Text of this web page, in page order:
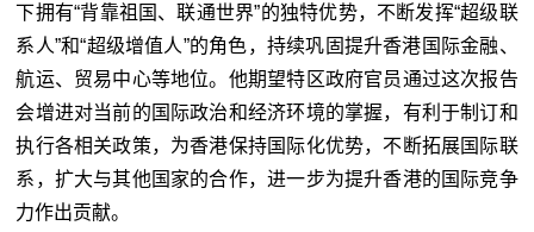
下拥有“背靠祖国、联通世界”的独特优势，不断发挥“超级联
系人”和“超级增值人”的角色，持续巩固提升香港国际金融、
航运、贸易中心等地位。他期望特区政府官员通过这次报告
会增进对当前的国际政治和经济环境的掌握，有利于制订和
执行各相关政策，为香港保持国际化优势，不断拓展国际联
系，扩大与其他国家的合作，进一步为提升香港的国际竞争
力作出贡献。